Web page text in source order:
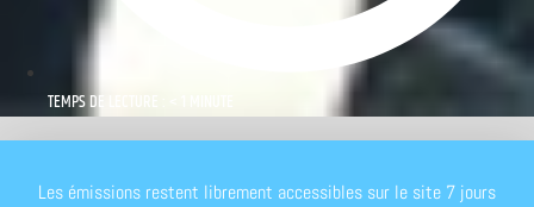
TEMPS DE LECTURE : < 1 MINUTE
Les émissions restent librement accessibles sur le site 7 jours